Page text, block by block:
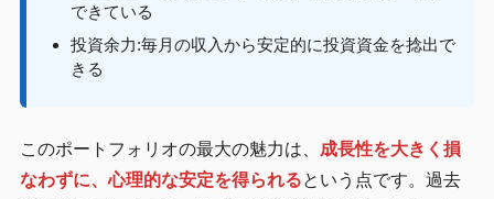
できている
投資余力:毎月の収入から安定的に投資資金を捻出で
きる
このポートフォリオの最大の魅力は、 成長性を大きく損
なわずに、心理的な安定を得られるという点です。過去